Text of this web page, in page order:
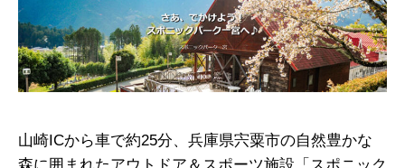
山崎ICから車で約25分、兵庫県宍粟市の自然豊かな